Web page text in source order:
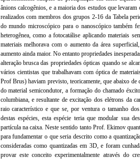
ânions calcogênios, e a maioria dos estudos que
realizados com membros dos grupos 2-16 da Tabela
do mundo microscópico para o nanoscópico também
heterogênea, como a fotocatálise aplicando materiais
materiais melhorava com o aumento da área
aumento ainda maior. No entanto propriedades
alteração brusca das propriedades ópticas quando se
vários cientistas que trabalhavam com óptica de
Prof Brus) haviam previsto, teoricamente, que abaixo de
do material semicondutor, a formação do chamado
columbiana, e resultante de excitação dos elétrons da
raio característico e que se, por ventura o tamanho
destas espécies, esta espécie teria que modular sua
partícula na caixa. Neste sentido tanto Prof. Ekimov
para fundamentar o que seria descrito como a
consideradas como quantizadas em 3D, e foram
provar este conceito experimentalmente através do